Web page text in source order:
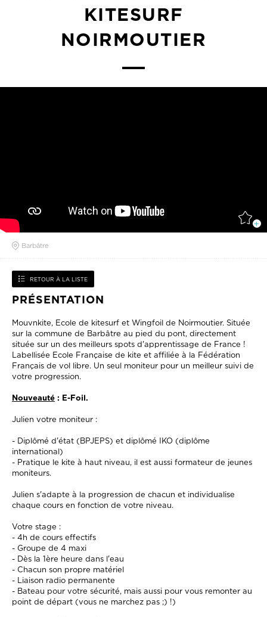
KITESURF
NOIRMOUTIER
Barbâtre
RETOUR À LA LISTE
PRÉSENTATION
Mouvnkite, Ecole de kitesurf et Wingfoil de Noirmoutier. Située
sur la commune de Barbâtre au pied du pont, directement
située sur un des meilleurs spots d'apprentissage de France !
Labellisée Ecole Française de kite et affiliée à la Fédération
Français de vol libre. Un seul moniteur pour un meilleur suivi de
votre progression.
Nouveauté : E-Foil.
Julien votre moniteur :
- Diplômé d'état (BPJEPS) et diplômé IKO (diplôme
international)
- Pratique le kite à haut niveau, il est aussi formateur de jeunes
moniteurs.
Julien s'adapte à la progression de chacun et individualise
chaque cours en fonction de votre niveau.
Votre stage :
- 4h de cours effectifs
- Groupe de 4 maxi
- Dès la 1ère heure dans l'eau
- Chacun son propre matériel
- Liaison radio permanente
- Bateau pour votre sécurité, mais aussi pour vous remonter au
point de départ (vous ne marchez pas ;) !)